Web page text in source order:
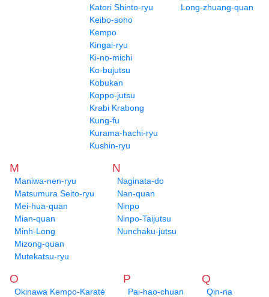
Katori Shinto-ryu
Keibo-soho
Kempo
Kingai-ryu
Ki-no-michi
Ko-bujutsu
Kobukan
Koppo-jutsu
Krabi Krabong
Kung-fu
Kurama-hachi-ryu
Kushin-ryu
Long-zhuang-quan
M
Maniwa-nen-ryu
Matsumura Seito-ryu
Mei-hua-quan
Mian-quan
Minh-Long
Mizong-quan
Mutekatsu-ryu
N
Naginata-do
Nan-quan
Ninpo
Ninpo-Taijutsu
Nunchaku-jutsu
O
Okinawa Kempo-Karaté
P
Pai-hao-chuan
Q
Qin-na